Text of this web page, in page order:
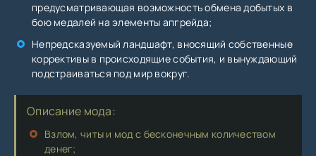
предусматривающая возможность обмена добытых в
бою медалей на элементы апгрейда;
Непредсказуемый ландшафт, вносящий собственные
коррективы в происходящие события, и вынуждающий
подстраиваться под мир вокруг.
Описание мода:
Взлом, читы и мод с бесконечным количеством
денег;